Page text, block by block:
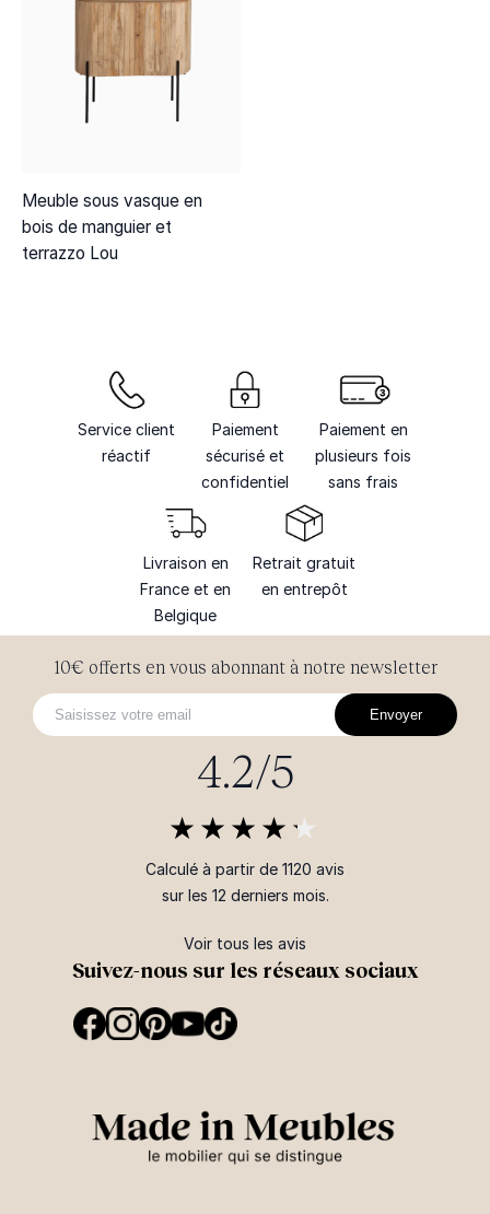
Meuble sous vasque en
bois de manguier et
terrazzo Lou
Service client
réactif
Paiement
sécurisé et
confidentiel
Paiement en
plusieurs fois
sans frais
Livraison en
France et en
Belgique
Retrait gratuit
en entrepôt
Suivez-nous sur les réseaux sociaux
10€ offerts en vous abonnant à notre newsletter
Envoyer
4.2/5
Calculé à partir de 1120 avis
sur les 12 derniers mois.
Voir tous les avis